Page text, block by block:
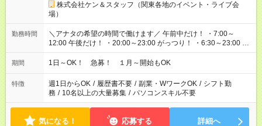
株式会社ケン＆スタッフ（関東各地のイベント・ライブ会
場）
勤務時間
＼アナタの希望の時間で働けます／ 午前中だけ！ ・7:00～
12:00 午後だけ！ ・20:00～23:00 がっつり！ ・6:30～23:00 ・
12:00～21:00 ・16:00～翌8:00 …etc ※時間曜日イベントによ
り異なります。
期間 1日～OK！ 急募！ １月～開始もOK
特徴 週1日からOK / 履歴書不要 / 副業・WワークOK / シフト勤
務 / 10名以上の大量募集 / パソコンスキル不要
気になる！ 応募する 詳細へ